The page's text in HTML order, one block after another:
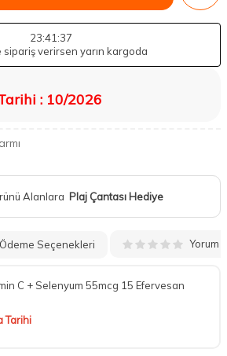
23:41 :36
verirsen yarın kargoda
: 10/2026
Alanlara Plaj Çantası Hediye
Ödeme Seçenekleri Yorum
C + Selenyum 55mcg 15 Efervesan
Tarihi